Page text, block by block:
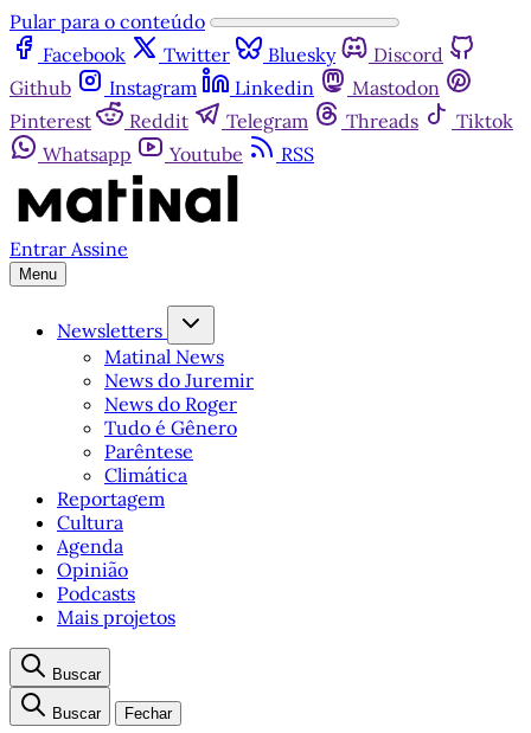
Pular para o conteúdo
Facebook
Twitter Bluesky
Discord
Github
Instagram Linkedin
Mastodon
Pinterest
Reddit Telegram Threads
Tiktok
Whatsapp
Youtube RSS
Entrar Assine
Menu
Newsletters
Matinal News
News do Juremir
News do Roger
Tudo é Gênero
Parêntese
Climática
Reportagem
Cultura
Agenda
Opinião
Podcasts
Mais projetos
Buscar
Buscar Fechar